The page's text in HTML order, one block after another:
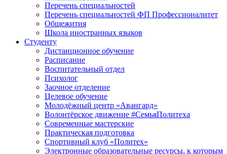
Перечень специальностей
Перечень специальностей ФП Профессионалитет
Общежития
Школа иностранных языков
Студенту
Дистанционное обучение
Расписание
Воспитательный отдел
Психолог
Заочное отделение
Целевое обучение
Молодёжный центр «Авангард»
Волонтёрское движение #СемьяПолитеха
Современные мастерские
Практическая подготовка
Спортивный клуб «Политех»
Электронные образовательные ресурсы, к которым